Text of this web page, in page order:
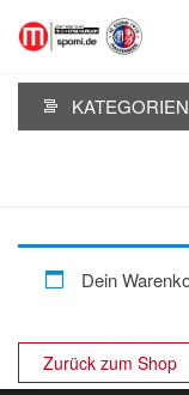
Inhalt
KATEGORIEN
Dein
Zurück zum Shop